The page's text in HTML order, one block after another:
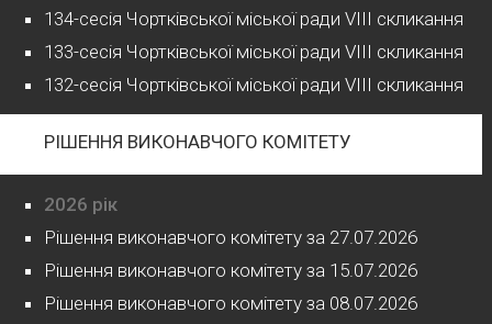
134-сесія Чортківської міської ради VIII скликання
133-сесія Чортківської міської ради VIII скликання
132-сесія Чортківської міської ради VIII скликання
РІШЕННЯ ВИКОНАВЧОГО КОМІТЕТУ
2026 рік
Рішення виконавчого комітету за 27.07.2026
Рішення виконавчого комітету за 15.07.2026
Рішення виконавчого комітету за 08.07.2026